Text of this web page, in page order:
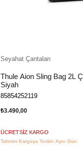
Seyahat Çantaları
Thule Aion Sling Bag 2L
Siyah
85854252119
₺3.490,00
ÜCRETSIZ KARGO
Tahmini Kargoya Teslim: Aynı Gün